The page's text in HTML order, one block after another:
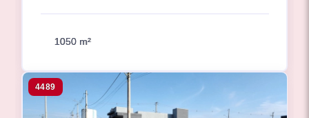
1050 m²
4489